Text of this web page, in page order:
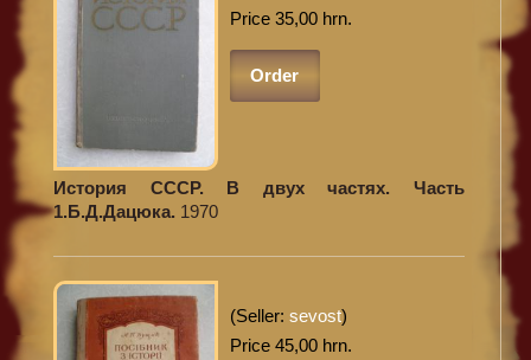
Price 35,00 hrn.
Order
История СССР. В двух частях. Часть
1.Б.Д.Дацюка. 1970
(Seller: sevost)
Price 45,00 hrn.